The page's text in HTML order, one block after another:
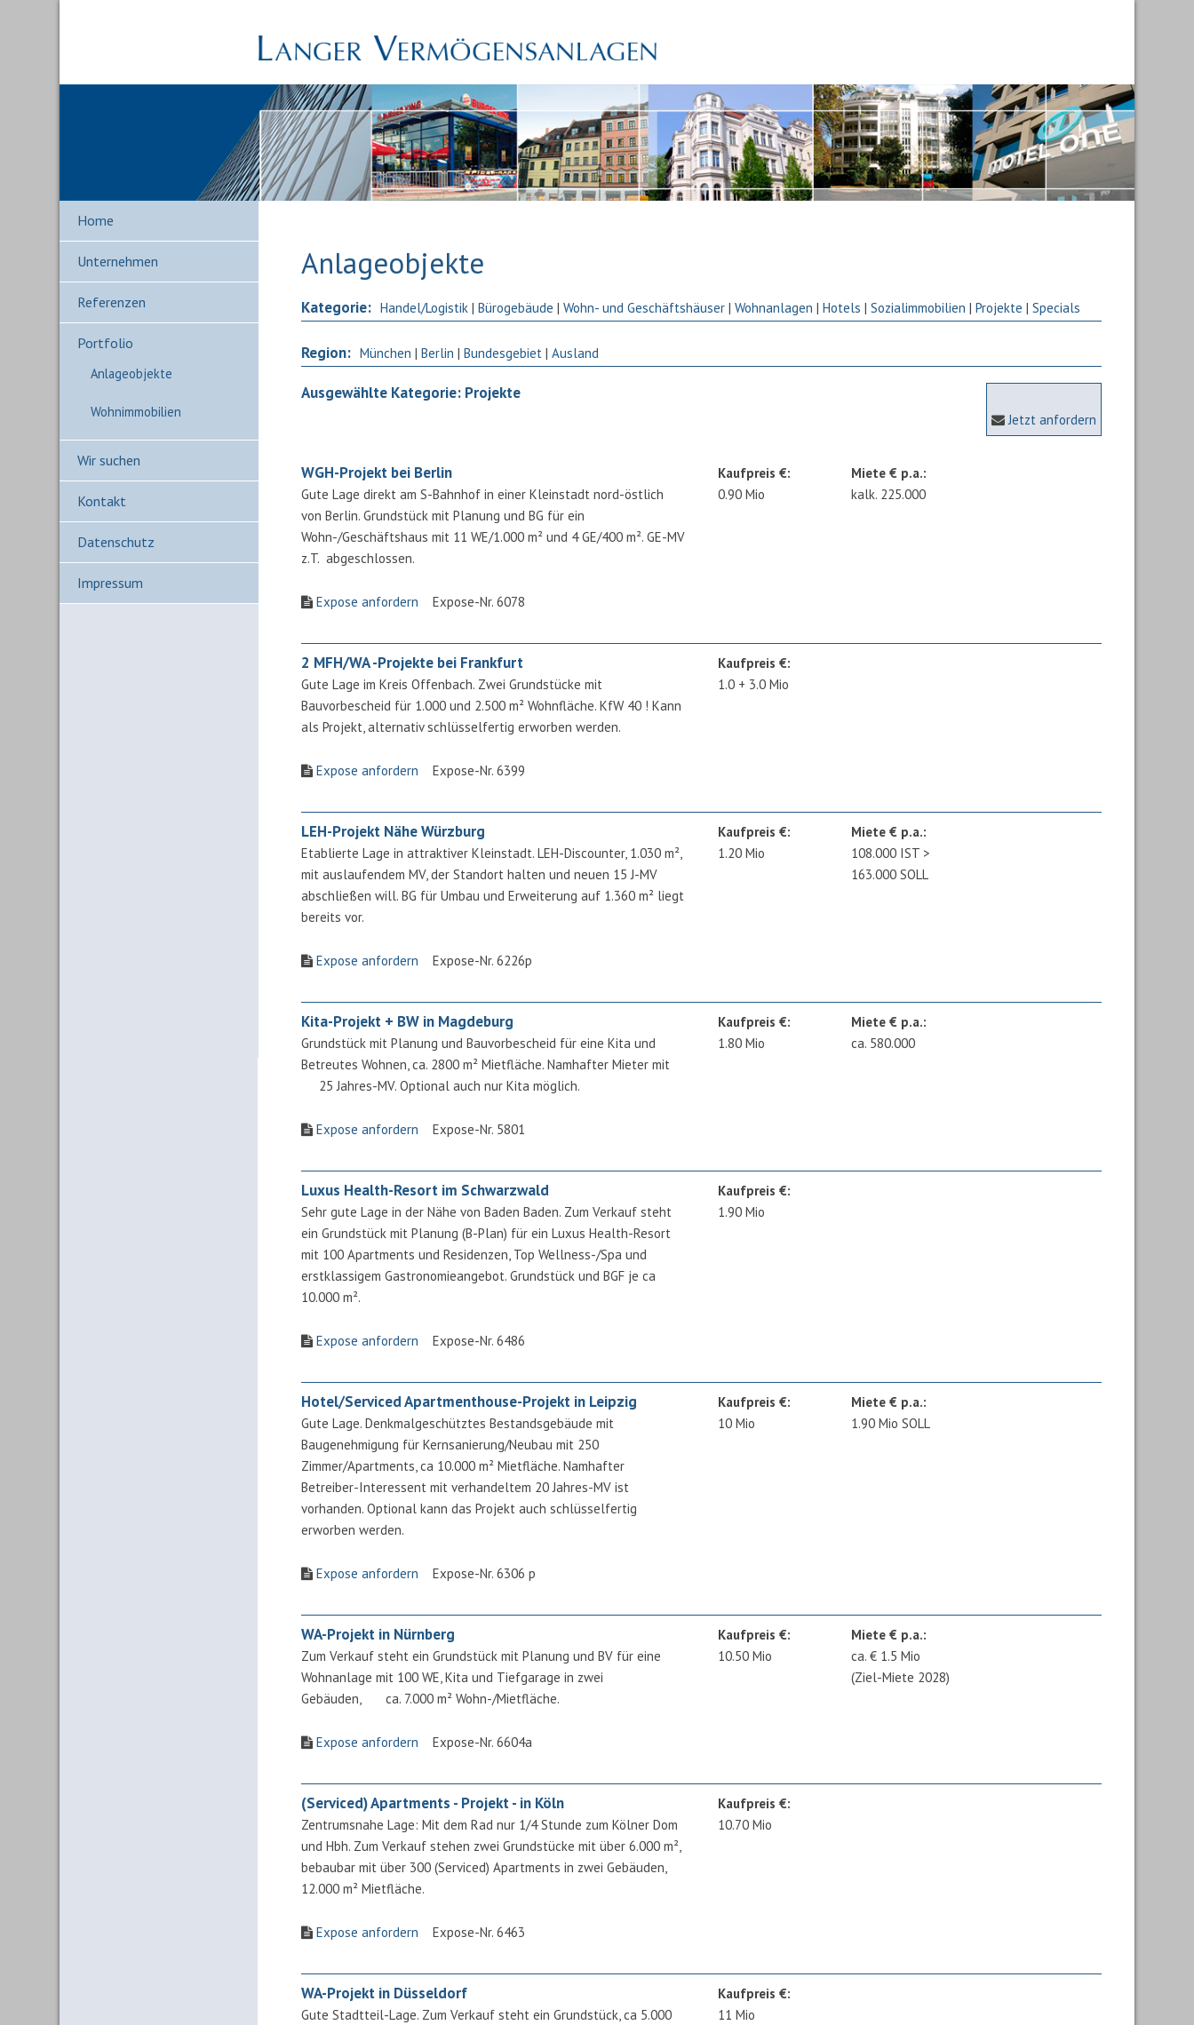
Home
Unternehmen
Referenzen
Portfolio
Anlageobjekte
Wohnimmobilien
Wir suchen
Kontakt
Datenschutz
Impressum
Anlageobjekte
Kategorie: Handel/Logistik |Bürogebäude |Wohn- und Geschäftshäuser |Wohnanlagen |Hotels |Sozialimmobilien |Projekte |Specials
Region: München |Berlin |Bundesgebiet |Ausland
Jetzt anfordern
Ausgewählte Kategorie: Projekte
WGH-Projekt bei Berlin
Gute Lage direkt am S-Bahnhof in einer Kleinstadt nord-östlich
von Berlin. Grundstück mit Planung und BG für ein
Wohn-/Geschäftshaus mit 11 WE/1.000 m² und 4 GE/400 m². GE-MV
z.T. abgeschlossen.
Expose anfordern Expose-Nr. 6078
Kaufpreis €:
0.90 Mio
Miete € p.a.:
kalk. 225.000
2 MFH/WA -Projekte bei Frankfurt
Gute Lage im Kreis Offenbach. Zwei Grundstücke mit
Bauvorbescheid für 1.000 und 2.500 m² Wohnfläche. KfW 40 ! Kann
als Projekt, alternativ schlüsselfertig erworben werden.
Expose anfordern Expose-Nr. 6399
Kaufpreis €:
1.0 + 3.0 Mio
LEH-Projekt Nähe Würzburg
Etablierte Lage in attraktiver Kleinstadt. LEH-Discounter, 1.030 m²,
mit auslaufendem MV, der Standort halten und neuen 15 J-MV
abschließen will. BG für Umbau und Erweiterung auf 1.360 m² liegt
bereits vor.
Expose anfordern Expose-Nr. 6226p
Kaufpreis €:
1.20 Mio
Miete € p.a.:
108.000 IST >
163.000 SOLL
Kita-Projekt + BW in Magdeburg
Grundstück mit Planung und Bauvorbescheid für eine Kita und
Betreutes Wohnen, ca. 2800 m² Mietfläche. Namhafter Mieter mit
25 Jahres-MV. Optional auch nur Kita möglich.
Expose anfordern Expose-Nr. 5801
Kaufpreis €:
1.80 Mio
Miete € p.a.:
ca. 580.000
Luxus Health-Resort im Schwarzwald
Sehr gute Lage in der Nähe von Baden Baden. Zum Verkauf steht
ein Grundstück mit Planung (B-Plan) für ein Luxus Health-Resort
mit 100 Apartments und Residenzen, Top Wellness-/Spa und
erstklassigem Gastronomieangebot. Grundstück und BGF je ca
10.000 m².
Expose anfordern Expose-Nr. 6486
Kaufpreis €:
1.90 Mio
Hotel/Serviced Apartmenthouse-Projekt in Leipzig
Gute Lage. Denkmalgeschütztes Bestandsgebäude mit
Baugenehmigung für Kernsanierung/Neubau mit 250
Zimmer/Apartments, ca 10.000 m² Mietfläche. Namhafter
Betreiber-Interessent mit verhandeltem 20 Jahres-MV ist
vorhanden. Optional kann das Projekt auch schlüsselfertig
erworben werden.
Expose anfordern Expose-Nr. 6306 p
Kaufpreis €:
10 Mio
Miete € p.a.:
1.90 Mio SOLL
WA-Projekt in Nürnberg
Zum Verkauf steht ein Grundstück mit Planung und BV für eine
Wohnanlage mit 100 WE, Kita und Tiefgarage in zwei
Gebäuden, ca. 7.000 m² Wohn-/Mietfläche.
Expose anfordern Expose-Nr. 6604a
Kaufpreis €:
10.50 Mio
Miete € p.a.:
ca. € 1.5 Mio
(Ziel-Miete 2028)
(Serviced) Apartments - Projekt - in Köln
Zentrumsnahe Lage: Mit dem Rad nur 1/4 Stunde zum Kölner Dom
und Hbh. Zum Verkauf stehen zwei Grundstücke mit über 6.000 m²,
bebaubar mit über 300 (Serviced) Apartments in zwei Gebäuden,
12.000 m² Mietfläche.
Expose anfordern Expose-Nr. 6463
Kaufpreis €:
10.70 Mio
WA-Projekt in Düsseldorf
Gute Stadtteil-Lage. Zum Verkauf steht ein Grundstück, ca 5.000
Kaufpreis €:
11 Mio